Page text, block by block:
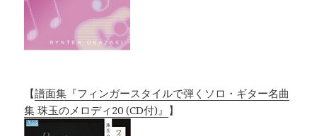
【譜面集『フィンガースタイルで弾くソロ・ギター名曲
集 珠玉のメロディ20 (CD付)』 】